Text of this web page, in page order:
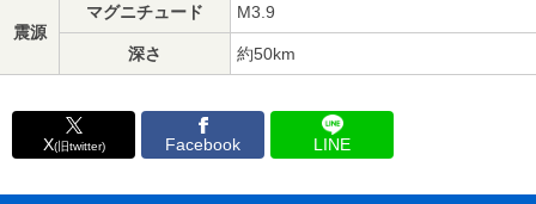
震源
マグニチュード M3.9
深さ 約50km
X(旧twitter) Facebook LINE